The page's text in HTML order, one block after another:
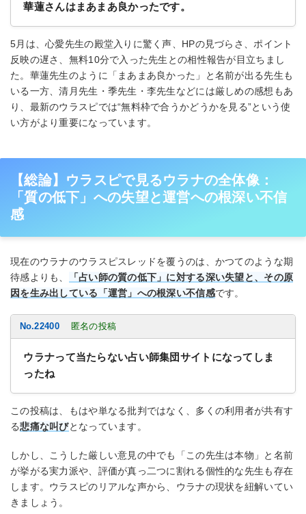
華蓮さんはまあまあ良かったです。
5月は、心愛先生の殿堂入りに驚く声、HPの見づらさ、ポイント
反映の遅さ、無料10分で入った先生との相性報告が目立ちまし
た。華蓮先生のように「まあまあ良かった」と名前が出る先生も
いる一方、清月先生・季先生・李先生などには厳しめの感想もあ
り、最新のウラスピでは“無料枠で合うかどうかを見る”という使
い方がより重要になっています。
【総論】ウラスピで見るウラナの全体像：
「質の低下」への失望と運営への根深い不信
感
現在のウラナのウラスピスレッドを覆うのは、かつてのような期
待感よりも、
「占い師の質の低下」に対する深い失望と、その原
因を生み出している「運営」への根深い不信感です。
No.22400 匿名の投稿
ウラナって当たらない占い師集団サイトになってしま
ったね
この投稿は、もはや単なる批判ではなく、多くの利用者が共有す
る悲痛な叫びとなっています。
しかし、こうした厳しい意見の中でも「この先生は本物」と名前
が挙がる実力派や、評価が真っ二つに割れる個性的な先生も存在
します。ウラスピのリアルな声から、ウラナの現状を紐解いてい
きましょう。